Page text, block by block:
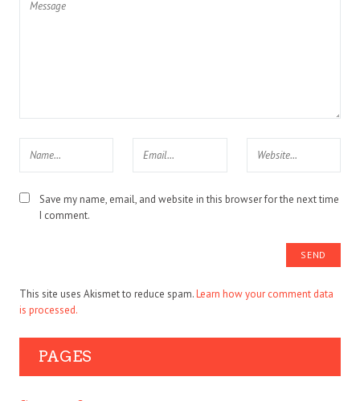
Save my name, email, and website in this browser for the next time
I comment.
This site uses Akismet to reduce spam.Learn how your comment data
is processed.
PAGES